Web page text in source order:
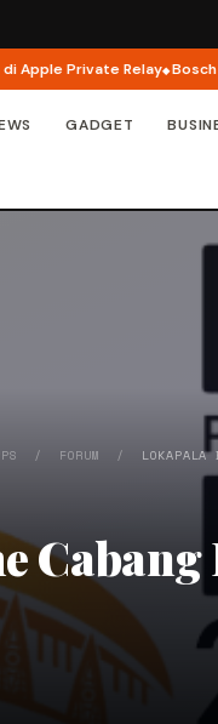
Bosch Dorong Adopsi
GADGET
/ FORUM / LOKAPALA